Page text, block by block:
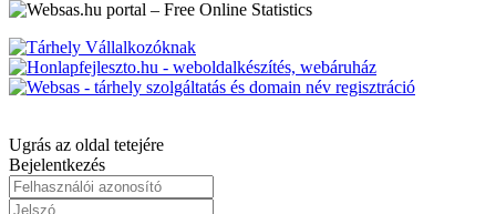
Ugrás az oldal tetejére
Bejelentkezés